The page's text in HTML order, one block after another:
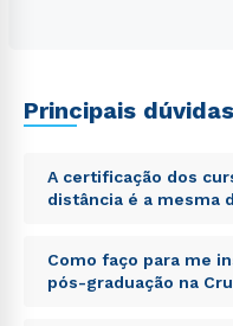
Principais
A certificação dos
distância é a mesma
Sed ut perspiciatis
voluptatem
totam rem aperiam,
Como faço para me
pós-graduação na